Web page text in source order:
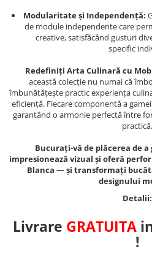
Modularitate și Independență:
de module independente care
creative, satisfăcând gusturi
specific
Redefiniți Arta Culinară cu
această colecție nu numai că
îmbunătățește practic experiența
eficiență. Fiecare componentă a
garantând o armonie perfectă între
practică.
Bucurați-vă de plăcerea de
impresionează vizual și oferă
Blanca — și transformați
designului
Detalii:
Livrare GRATUITA
!